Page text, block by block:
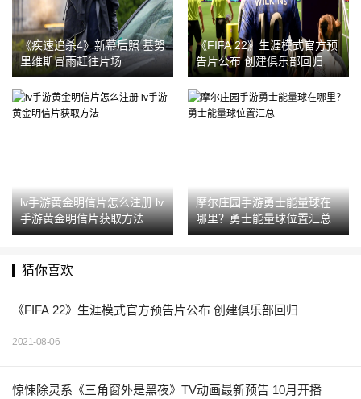
《疾速追杀4》新幕后照 基努
里维斯冒雨赶往片场
《FIFA 22》生涯模式官方预
告片公布 创建俱乐部回归
lv手游黄金明信片怎么注册 lv
手游黄金明信片获取方法
摩尔庄园手游勇士能量球在
哪里？勇士能量球位置汇总
猜你喜欢
《FIFA 22》生涯模式官方预告片公布 创建俱乐部回归
2021-08-06
惊悚除灵系《三角窗外是黑夜》TV动画最新预告 10月开播